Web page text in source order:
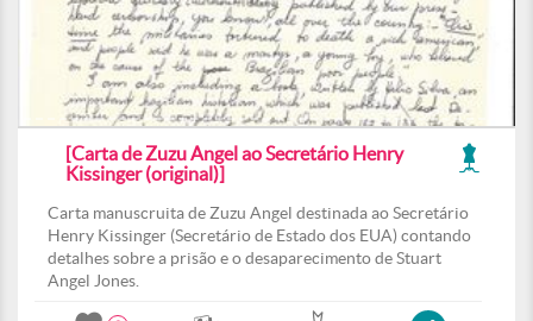
[Carta de Zuzu Angel ao Secretário Henry
Kissinger (original)]
Carta manuscruita de Zuzu Angel destinada ao Secretário
Henry Kissinger (Secretário de Estado dos EUA) contando
detalhes sobre a prisão e o desaparecimento de Stuart
Angel Jones.